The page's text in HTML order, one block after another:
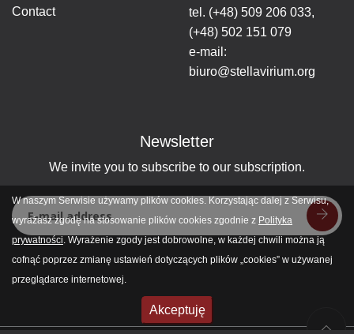
Contact
tel. (+48) 509 206 033,
(+48) 502 151 079
e-mail:
biuro@stellavirium.org
Newsletter
We invite you to subscribe to our subscription.
W naszym Serwisie używamy plików cookies. Korzystając dalej z Serwisu,
wyrażasz zgodę na stosowanie plików cookies zgodnie z Polityka
prywatności. Wyrażenie zgody jest dobrowolne, w każdej chwili można ją
cofnąć poprzez zmianę ustawień dotyczących plików „cookies” w używanej
przeglądarce internetowej.
Akceptuję